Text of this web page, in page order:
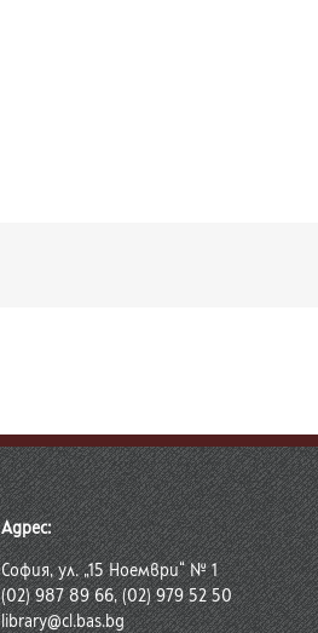
Адрес:
София, ул. „15 Ноември“ № 1
(02) 987 89 66, (02) 979 52 50
library@cl.bas.bg